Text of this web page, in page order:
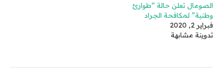
الصومال تعلن حالة “طوارئ
وطنية” لمكافحة الجراد
فبراير 2, 2020
تدوينة مشابهة